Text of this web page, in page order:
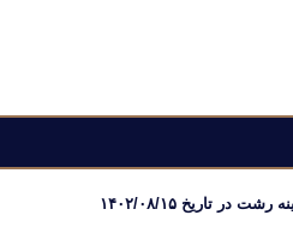
در تاریخ ۱۴۰۲/۰۸/۱۵